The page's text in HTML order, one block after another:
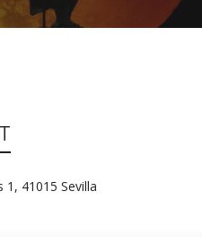
1, 41015 Sevilla